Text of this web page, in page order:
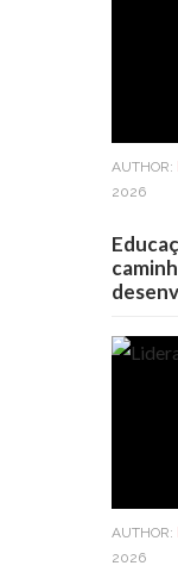
AUTHOR:
2026
AUTHOR:
2026